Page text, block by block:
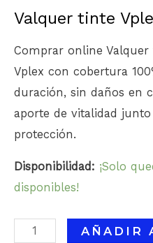
Valquer tinte
Comprar online
Vplex con cobertura
duración, sin daños en
aporte de vitalidad
protección.
Disponibilidad: ¡Solo
disponibles!
AÑADIR